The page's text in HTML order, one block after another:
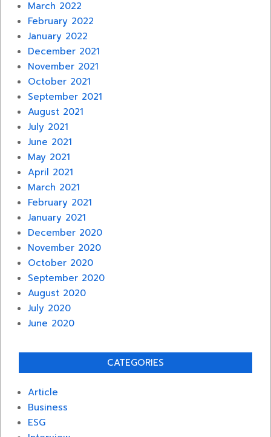
March 2022
February 2022
January 2022
December 2021
November 2021
October 2021
September 2021
August 2021
July 2021
June 2021
May 2021
April 2021
March 2021
February 2021
January 2021
December 2020
November 2020
October 2020
September 2020
August 2020
July 2020
June 2020
CATEGORIES
Article
Business
ESG